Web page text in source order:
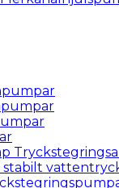
stabilt